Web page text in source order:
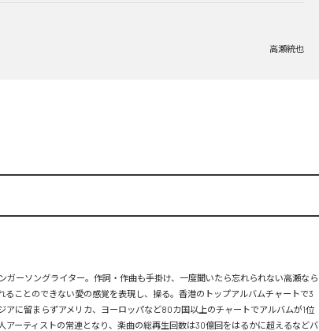
高瀬統也
ガーソングライター。作詞・作曲も手掛け、一度聞いたら忘れられない高瀬なら
ることのできない愛の感覚を表現し、操る。香港のトップアルバムチャートで3
アに留まらずアメリカ、ヨーロッパなど80カ国以上のチャートでアルバムが1位
ーティストの常連となり、楽曲の総再生回数は30億回をはるかに超えるなどバ